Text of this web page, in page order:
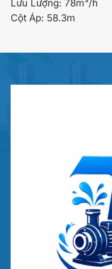
Lưu Lượng: 78m³/h
Cột Áp: 58.3m